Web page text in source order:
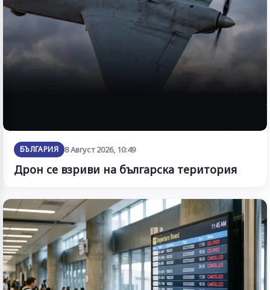
БЪЛГАРИЯ 8 Август 2026, 10:49
Дрон се взриви на българска територия